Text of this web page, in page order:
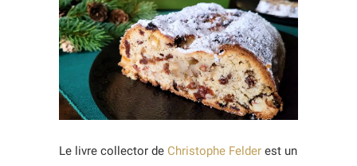
Le livre collector de Christophe Felder est un